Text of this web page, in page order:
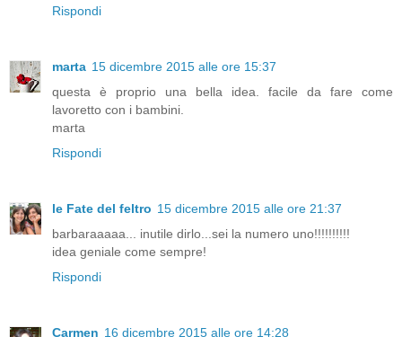
Rispondi
marta 15 dicembre 2015 alle ore 15:37
questa è proprio una bella idea. facile da fare come
lavoretto con i bambini.
marta
Rispondi
le Fate del feltro 15 dicembre 2015 alle ore 21:37
barbaraaaaa... inutile dirlo...sei la numero uno!!!!!!!!!!
idea geniale come sempre!
Rispondi
Carmen 16 dicembre 2015 alle ore 14:28